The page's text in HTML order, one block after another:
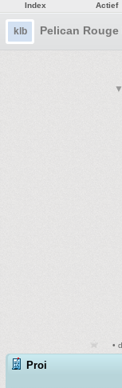
Index Actief
klb Pelican
•
Proi